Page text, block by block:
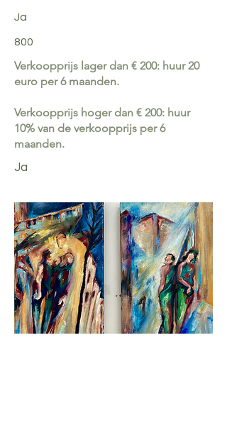
Ja
800
Verkoopprijs lager dan € 200: huur 20
euro per 6 maanden.
Verkoopprijs hoger dan € 200: huur
10% van de verkoopprijs per 6
maanden.
Ja